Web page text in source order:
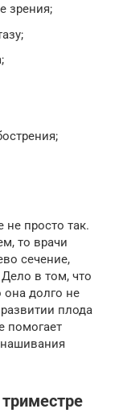
зрения;
просто так.
то врачи
сечение,
в том, что
долго не
плода
помогает